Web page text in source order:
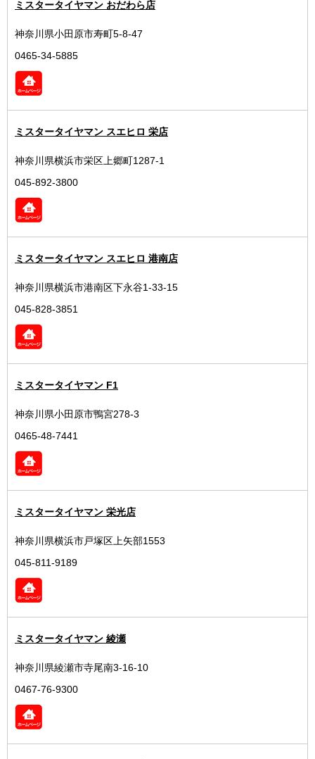
ミスタータイヤマン おだわら店
神奈川県小田原市寿町5-8-47
0465-34-5885
ミスタータイヤマン スエヒロ 栄店
神奈川県横浜市栄区上郷町1287-1
045-892-3800
ミスタータイヤマン スエヒロ 港南店
神奈川県横浜市港南区下永谷1-33-15
045-828-3851
ミスタータイヤマン F1
神奈川県小田原市鴨宮278-3
0465-48-7441
ミスタータイヤマン 栄光店
神奈川県横浜市戸塚区上矢部1553
045-811-9189
ミスタータイヤマン 綾瀬
神奈川県綾瀬市寺尾南3-16-10
0467-76-9300